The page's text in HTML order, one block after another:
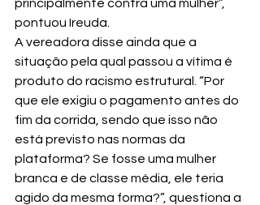
principalmente contra uma mulher”,
pontuou Ireuda.
A vereadora disse ainda que a
situação pela qual passou a vítima é
produto do racismo estrutural. “Por
que ele exigiu o pagamento antes do
fim da corrida, sendo que isso não
está previsto nas normas da
plataforma? Se fosse uma mulher
branca e de classe média, ele teria
agido da mesma forma?”, questiona a